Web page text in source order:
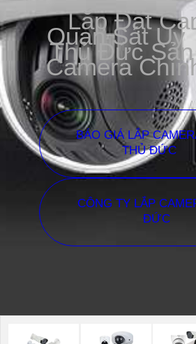
Lắp Đặt
Quan Sát Uy
Thủ Đức
Camera
BÁO GIÁ LẮP
THỦ ĐỨC
CÔNG TY LẮP
ĐỨC